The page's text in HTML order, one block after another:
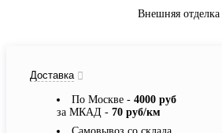
Внешняя отделка
Доставка
По Москве - 4000 руб
за МКАД - 70 руб/км